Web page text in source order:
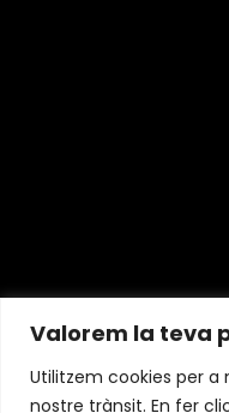
Valorem la teva
Utilitzem cookies per a
nostre trànsit. En fer